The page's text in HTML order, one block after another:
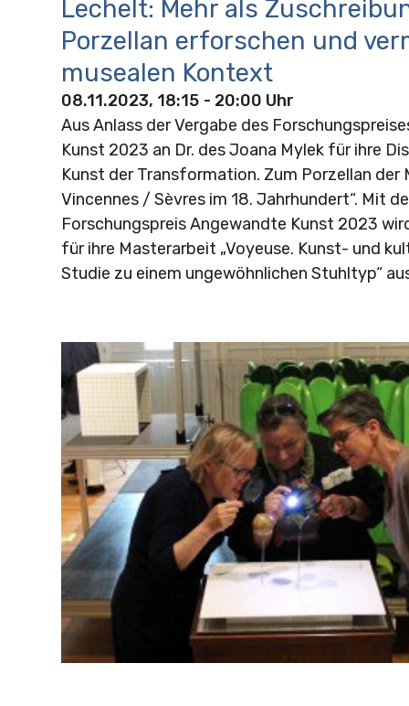
Lechelt: Mehr als
Porzellan erforschen und
musealen Kontext
08.11.2023, 18:15 - 20:00 Uhr
Aus Anlass der Vergabe des
Kunst 2023 an Dr. des Joana Mylek für ihre
Kunst der Transformation. Zum Porzellan der
Vincennes / Sèvres im 18. Jahrhundert“. Mit
Forschungspreis Angewandte Kunst 2023
für ihre Masterarbeit „Voyeuse. Kunst- und
Studie zu einem ungewöhnlichen Stuhltyp“